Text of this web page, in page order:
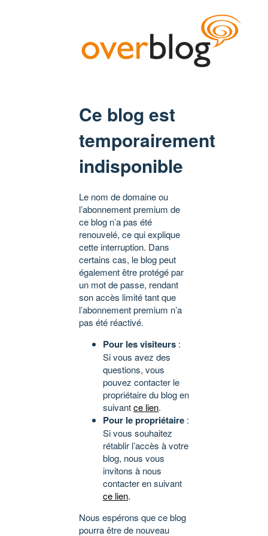
Ce blog est
temporairement
indisponible
Le nom de domaine ou
l’abonnement premium de
ce blog n’a pas été
renouvelé, ce qui explique
cette interruption. Dans
certains cas, le blog peut
également être protégé par
un mot de passe, rendant
son accès limité tant que
l’abonnement premium n’a
pas été réactivé.
Pour les visiteurs :
Si vous avez des
questions, vous
pouvez contacter le
propriétaire du blog en
suivantce lien.
Pour le propriétaire :
Si vous souhaitez
rétablir l’accès à votre
blog, nous vous
invitons à nous
contacter en suivant
ce lien.
Nous espérons que ce blog
pourra être de nouveau